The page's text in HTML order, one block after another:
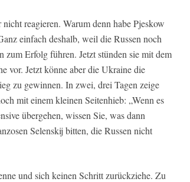
reagieren. Warum denn habe Pjeskow
einfach deshalb, weil die Russen noch
Erfolg führen. Jetzt stünden sie mit dem
vor. Jetzt könne aber die Ukraine die
zu gewinnen. In zwei, drei Tagen zeige
mit einem kleinen Seitenhieb: „Wenn es
übergehen, wissen Sie, was dann
Selenskij bitten, die Russen nicht
und sich keinen Schritt zurückziehe. Zu